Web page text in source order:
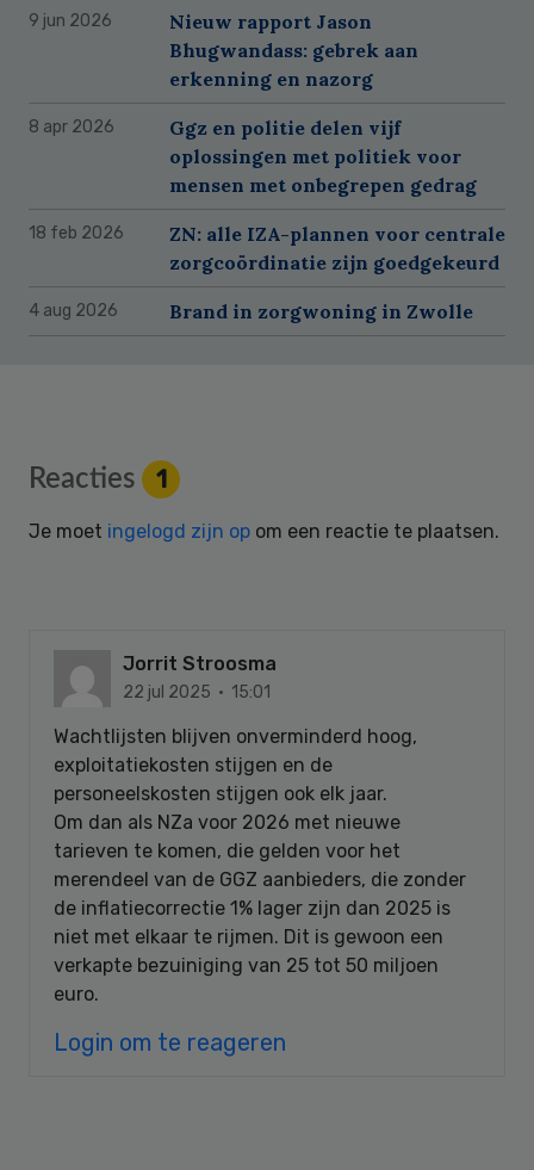
9 jun 2026
Nieuw rapport Jason
Bhugwandass: gebrek aan
erkenning en nazorg
8 apr 2026
Ggz en politie delen vijf
oplossingen met politiek voor
mensen met onbegrepen gedrag
18 feb 2026
ZN: alle IZA-plannen voor centrale
zorgcoördinatie zijn goedgekeurd
4 aug 2026 Brand in zorgwoning in Zwolle
Reader
Interactions
Reacties 1
Je moet ingelogd zijn op om een reactie te plaatsen.
Jorrit Stroosma
22 jul 2025 · 15:01
Wachtlijsten blijven onverminderd hoog,
exploitatiekosten stijgen en de
personeelskosten stijgen ook elk jaar.
Om dan als NZa voor 2026 met nieuwe
tarieven te komen, die gelden voor het
merendeel van de GGZ aanbieders, die zonder
de inflatiecorrectie 1% lager zijn dan 2025 is
niet met elkaar te rijmen. Dit is gewoon een
verkapte bezuiniging van 25 tot 50 miljoen
euro.
Login om te reageren